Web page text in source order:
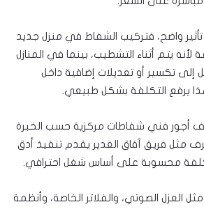
تأثير واضح، فتركيب الشفاط في منزل جديد
يتم أثناء التشطيب، بينما في المنازل
إلى تكسير أو تعديلات إضافية داخل
يرفع التكلفة بشكل طبيعي.
أجور فني شفاطات مركزية حسب الخبرة
مثل فريق آفاق الغدير يقدم تنفيذ أدق
محسوبة على أساس شغل احترافي.
العزل الصوتي، والفلاتر الخاصة، وأنظمة